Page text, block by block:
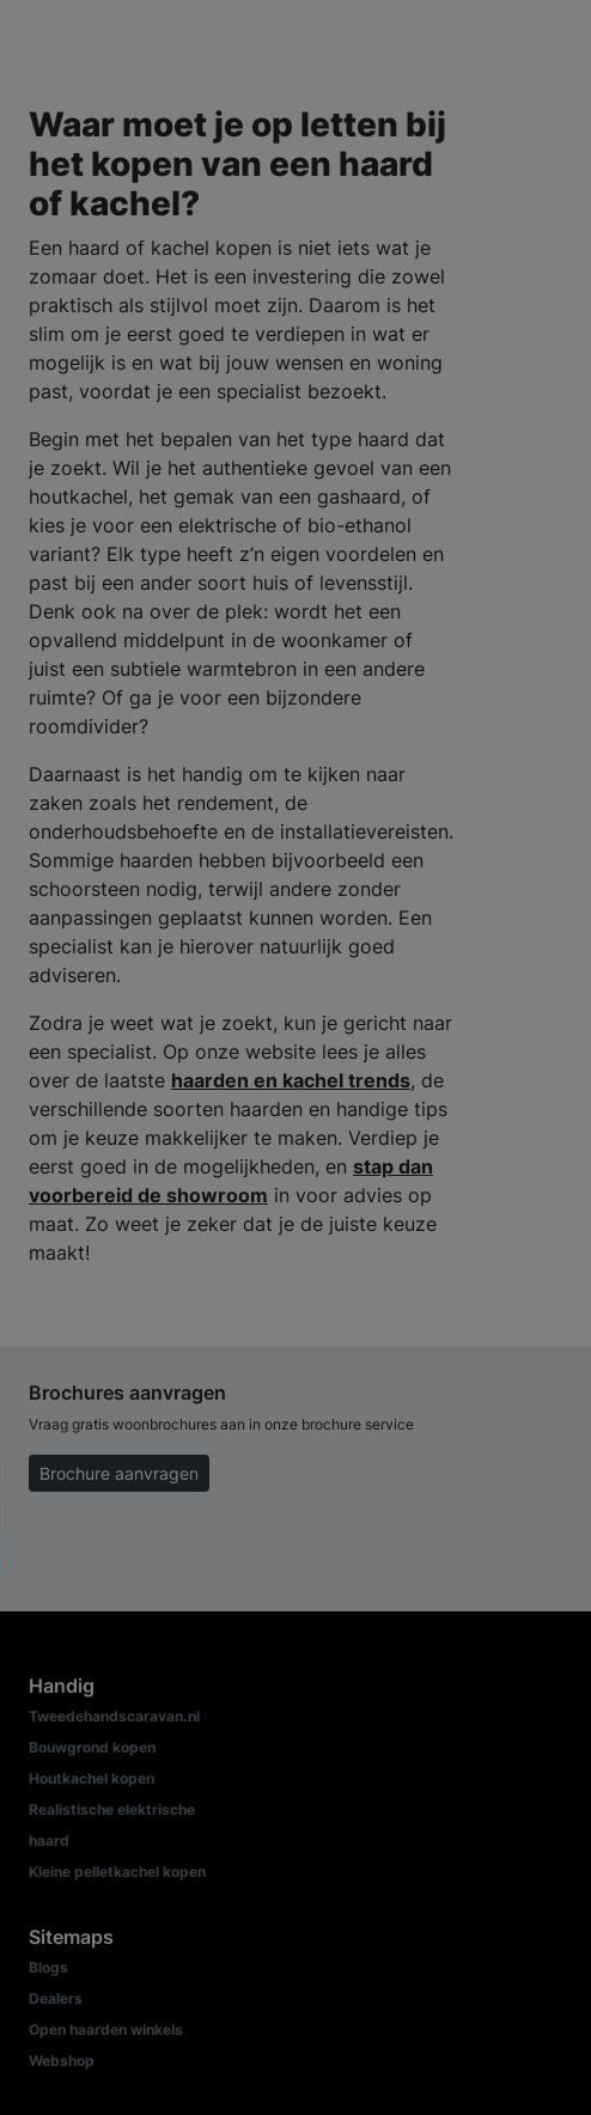
Waar moet je op letten bij
het kopen van een haard
of kachel?
Een haard of kachel kopen is niet iets wat je
zomaar doet. Het is een investering die zowel
praktisch als stijlvol moet zijn. Daarom is het
slim om je eerst goed te verdiepen in wat er
mogelijk is en wat bij jouw wensen en woning
past, voordat je een specialist bezoekt.
Begin met het bepalen van het type haard dat
je zoekt. Wil je het authentieke gevoel van een
houtkachel, het gemak van een gashaard, of
kies je voor een elektrische of bio-ethanol
variant? Elk type heeft z’n eigen voordelen en
past bij een ander soort huis of levensstijl.
Denk ook na over de plek: wordt het een
opvallend middelpunt in de woonkamer of
juist een subtiele warmtebron in een andere
ruimte? Of ga je voor een bijzondere
roomdivider?
Daarnaast is het handig om te kijken naar
zaken zoals het rendement, de
onderhoudsbehoefte en de installatievereisten.
Sommige haarden hebben bijvoorbeeld een
schoorsteen nodig, terwijl andere zonder
aanpassingen geplaatst kunnen worden. Een
specialist kan je hierover natuurlijk goed
adviseren.
Zodra je weet wat je zoekt, kun je gericht naar
een specialist. Op onze website lees je alles
over de laatste haarden en kachel trends, de
verschillende soorten haarden en handige tips
om je keuze makkelijker te maken. Verdiep je
eerst goed in de mogelijkheden, en stap dan
voorbereid de showroom in voor advies op
maat. Zo weet je zeker dat je de juiste keuze
maakt!
Brochures aanvragen
Vraag gratis woonbrochures aan in onze brochure service
Brochure aanvragen
Handig
Tweedehandscaravan.nl
Bouwgrond kopen
Houtkachel kopen
Realistische elektrische
haard
Kleine pelletkachel kopen
Sitemaps
Blogs
Dealers
Open haarden winkels
Webshop